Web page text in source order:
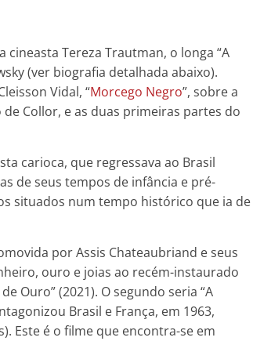
Tereza Trautman, o longa “A
(ver biografia detalhada abaixo).
Vidal, “Morcego Negro”, sobre a
Collor, e as duas primeiras partes do
carioca, que regressava ao Brasil
de seus tempos de infância e pré-
situados num tempo histórico que ia de
por Assis Chateaubriand e seus
ouro e joias ao recém-instaurado
Ouro” (2021). O segundo seria “A
Brasil e França, em 1963,
Este é o filme que encontra-se em